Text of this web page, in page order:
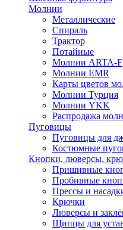
Молнии
Металлические
Спираль
Трактор
Потайные
Молнии ARTA-F
Молнии EMR
Карты цветов
Молнии Турция
Молнии YKK
Распродажа
Пуговицы
Пуговицы для
Костюмные
Кнопки, люверсы,
Пришивные
Пробивные
Прессы и
Крючки
Люверсы и
Щипцы для